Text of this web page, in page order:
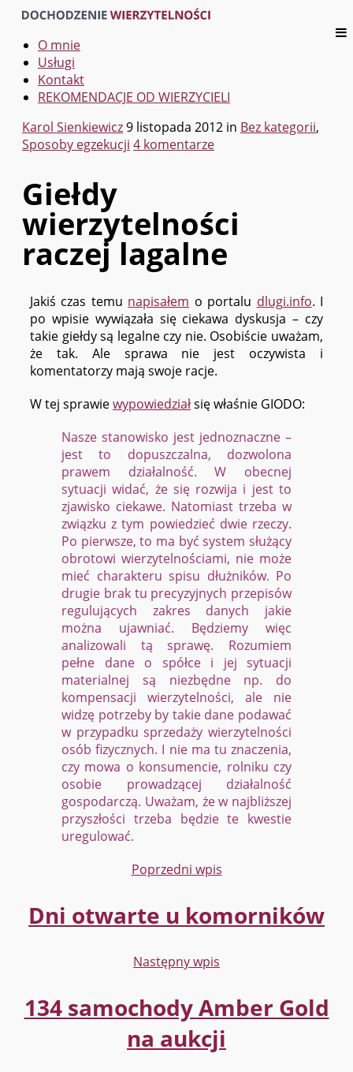
O mnie
Usługi
Kontakt
REKOMENDACJE OD WIERZYCIELI
Karol Sienkiewicz9 listopada 2012 in Bez kategorii,
Sposoby egzekucji 4 komentarze
Giełdy
wierzytelności
raczej lagalne
Jakiś czas temu napisałem o portalu dlugi.info. I
po wpisie wywiązała się ciekawa dyskusja – czy
takie giełdy są legalne czy nie. Osobiście uważam,
że tak. Ale sprawa nie jest oczywista i
komentatorzy mają swoje racje.
W tej sprawiewypowiedziałsię właśnie GIODO:
Nasze stanowisko jest jednoznaczne –
jest to dopuszczalna, dozwolona
prawem działalność. W obecnej
sytuacji widać, że się rozwija i jest to
zjawisko ciekawe. Natomiast trzeba w
związku z tym powiedzieć dwie rzeczy.
Po pierwsze, to ma być system służący
obrotowi wierzytelnościami, nie może
mieć charakteru spisu dłużników. Po
drugie brak tu precyzyjnych przepisów
regulujących zakres danych jakie
można ujawniać. Będziemy więc
analizowali tą sprawę. Rozumiem
pełne dane o spółce i jej sytuacji
materialnej są niezbędne np. do
kompensacji wierzytelności, ale nie
widzę potrzeby by takie dane podawać
w przypadku sprzedaży wierzytelności
osób fizycznych. I nie ma tu znaczenia,
czy mowa o konsumencie, rolniku czy
osobie prowadzącej działalność
gospodarczą. Uważam, że w najbliższej
przyszłości trzeba będzie te kwestie
uregulować.
Poprzedni wpis
Dni otwarte u komorników
Następny wpis
134 samochody Amber Gold
na aukcji